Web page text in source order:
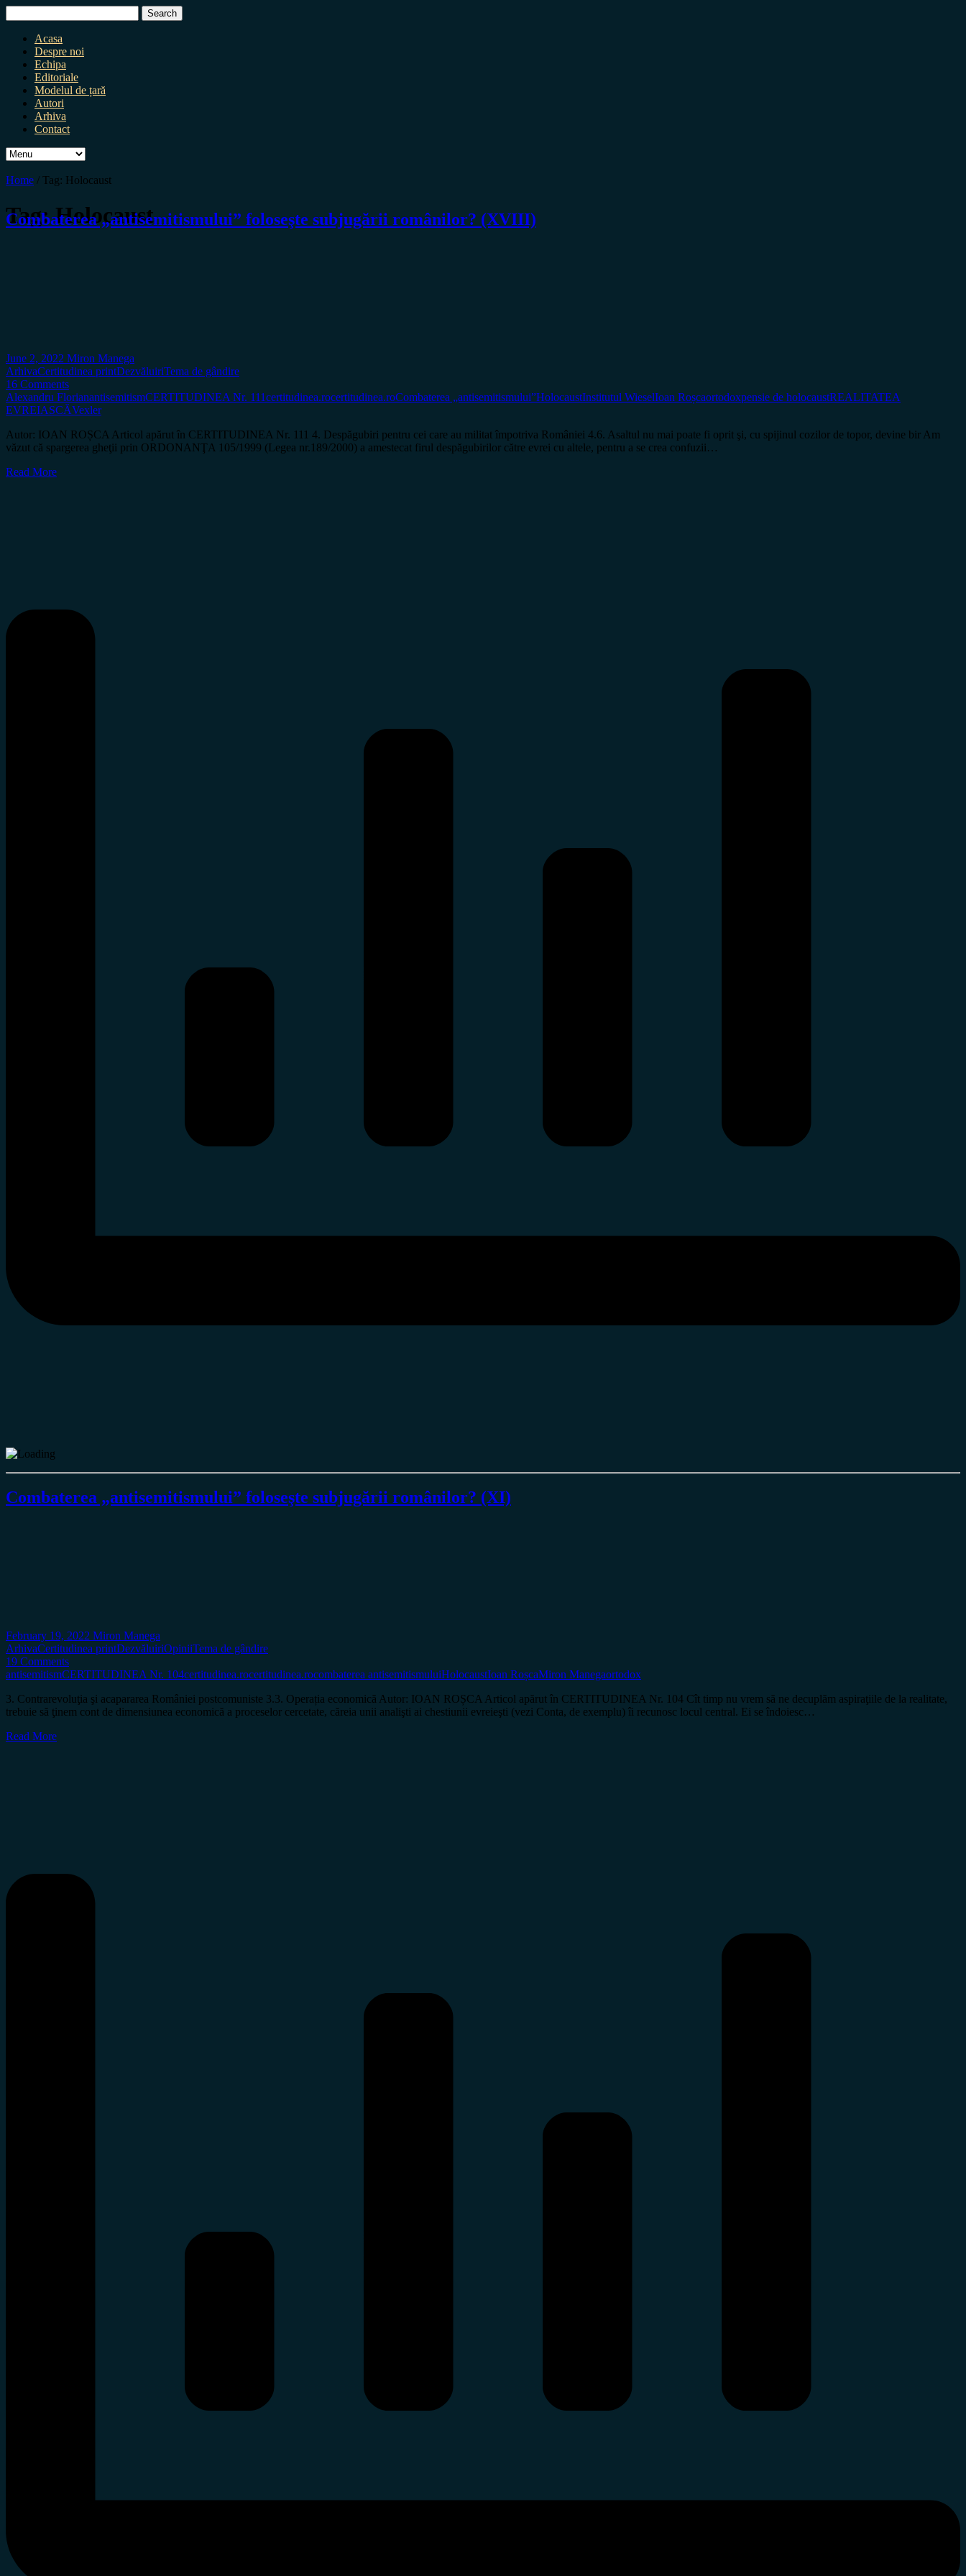
for:
Acasa
Despre noi
Echipa
Editoriale
Modelul de țară
Autori
Arhiva
Contact
Home / Tag: Holocaust
Tag:Holocaust
Combaterea „antisemitismului” foloseşte subjugării românilor? (XVIII)
June 2, 2022 Miron Manega
ArhivaCertitudinea printDezvăluiriTema de gândire
16 Comments
Alexandru FlorianantisemitismCERTITUDINEA Nr. 111certitudinea.rocertitudinea.roCombaterea „antisemitismului”HolocaustInstitutul WieselIoan Roșcaortodoxpensie de holocaustREALITATEA
EVREIASCĂVexler
Autor: IOAN ROȘCA Articol apărut în CERTITUDINEA Nr. 111 4. Despăgubiri pentru cei care au militat împotriva României 4.6. Asaltul nu mai poate fi oprit şi, cu spijinul cozilor de topor, devine bir Am
văzut că spargerea gheţii prin ORDONANŢA 105/1999 (Legea nr.189/2000) a amestecat firul despăgubirilor către evrei cu altele, pentru a se crea confuzii…
Read More
Combaterea „antisemitismului” foloseşte subjugării românilor? (XI)
February 19, 2022 Miron Manega
ArhivaCertitudinea printDezvăluiriOpiniiTema de gândire
19 Comments
antisemitismCERTITUDINEA Nr. 104certitudinea.rocertitudinea.rocombaterea antisemitismuluiHolocaustIoan RoșcaMiron Manegaortodox
3. Contrarevoluţia şi acapararea României postcomuniste 3.3. Operația economică Autor: IOAN ROȘCA Articol apărut în CERTITUDINEA Nr. 104 Cît timp nu vrem să ne decuplăm aspiraţiile de la realitate,
trebuie să ţinem cont de dimensiunea economică a proceselor cercetate, căreia unii analişti ai chestiunii evreieşti (vezi Conta, de exemplu) îi recunosc locul central. Ei se îndoiesc…
Read More